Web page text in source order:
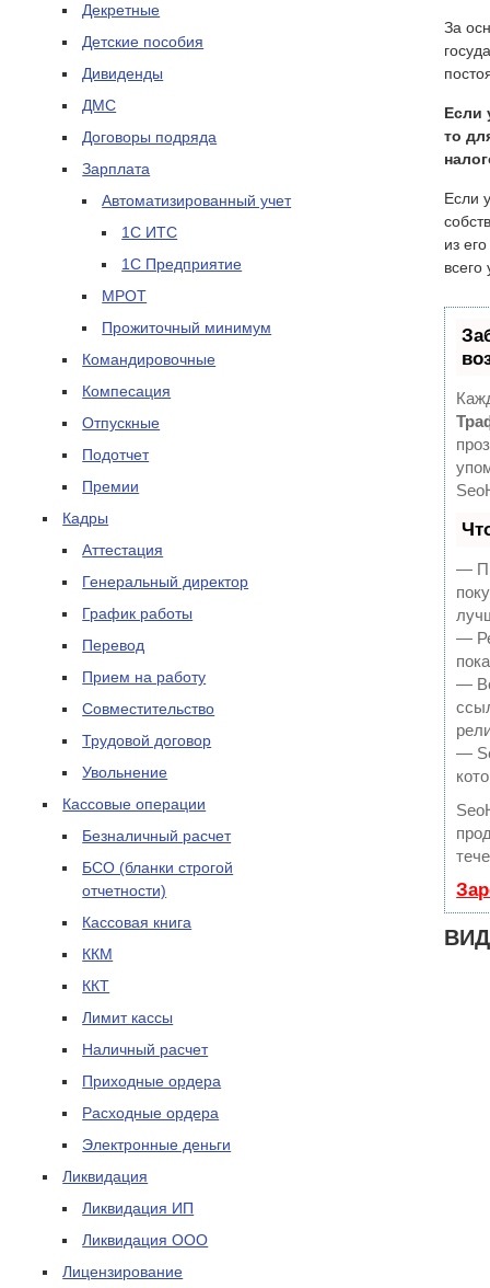
Декретные
Детские пособия
Дивиденды
ДМС
Договоры подряда
Зарплата
Автоматизированный учет
1С ИТС
1С Предприятие
МРОТ
Прожиточный минимум
Командировочные
Компесация
Отпускные
Подотчет
Премии
Кадры
Аттестация
Генеральный директор
График работы
Перевод
Прием на работу
Совместительство
Трудовой договор
Увольнение
Кассовые операции
Безналичный расчет
БСО (бланки строгой
отчетности)
Кассовая книга
ККМ
ККТ
Лимит кассы
Наличный расчет
Приходные ордера
Расходные ордера
Электронные деньги
Ликвидация
Ликвидация ИП
Ликвидация ООО
Лицензирование
За
Если
то
Если
из
всего
—
—
—
—